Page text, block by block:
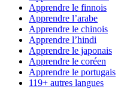
Apprendre le finnois
Apprendre l’arabe
Apprendre le chinois
Apprendre l’hindi
Apprendre le japonais
Apprendre le coréen
Apprendre le portugais
119+ autres langues